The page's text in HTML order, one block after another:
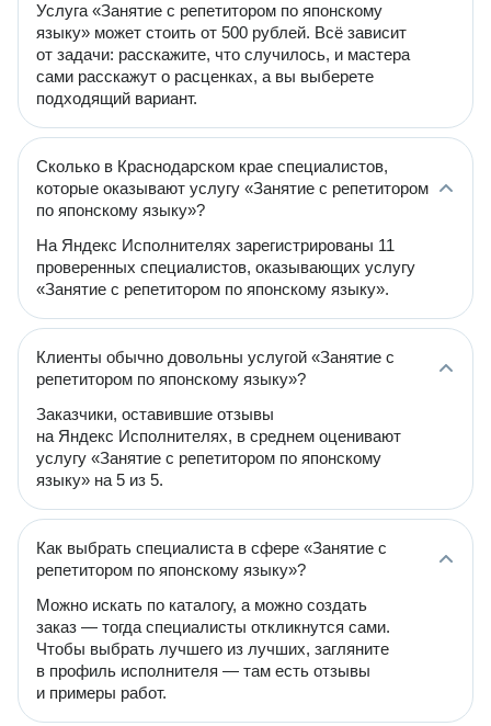
Услуга «Занятие с репетитором по японскому
языку» может стоить от 500 рублей. Всё зависит
от задачи: расскажите, что случилось, и мастера
сами расскажут о расценках, а вы выберете
подходящий вариант.
Сколько в Краснодарском крае специалистов,
которые оказывают услугу «Занятие с репетитором
по японскому языку»?
На Яндекс Исполнителях зарегистрированы 11
проверенных специалистов, оказывающих услугу
«Занятие с репетитором по японскому языку».
Клиенты обычно довольны услугой «Занятие с
репетитором по японскому языку»?
Заказчики, оставившие отзывы
на Яндекс Исполнителях, в среднем оценивают
услугу «Занятие с репетитором по японскому
языку» на 5 из 5.
Как выбрать специалиста в сфере «Занятие с
репетитором по японскому языку»?
Можно искать по каталогу, а можно создать
заказ — тогда специалисты откликнутся сами.
Чтобы выбрать лучшего из лучших, загляните
в профиль исполнителя — там есть отзывы
и примеры работ.